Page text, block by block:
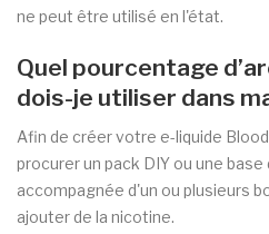
ne peut être utilisé en l'état.
Quel pourcentage
dois-je utiliser dans
Afin de créer votre e-liquide
procurer un pack DIY ou une base
accompagnée d'un ou plusieurs
ajouter de la nicotine.